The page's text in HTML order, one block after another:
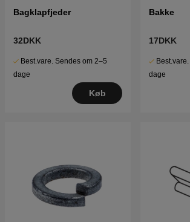
Bagklapfjeder
32DKK
Best.vare. Sendes om 2–5
dage
Køb
Bakke
17DKK
dage